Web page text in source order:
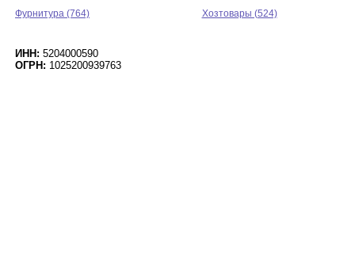
Фурнитура (764) Хозтовары (524)
ИНН: 5204000590
ОГРН: 1025200939763